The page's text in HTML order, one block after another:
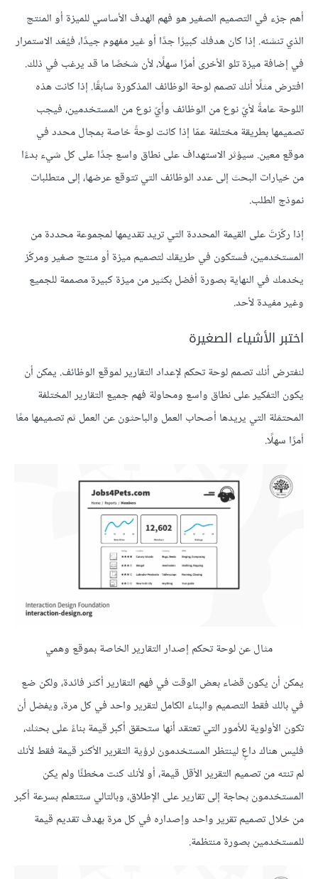
أهم جزء في التصميم الصغير هو فهم الهدف الأساسي للميزة أو المنتج
الذي تنشئه. إذا كان هدفك كبيرًا جدًا أو غير مفهوم جيدًا، فيُعَد الاستمرار
في إضافة ميزة تلو الأخرى أمرًا سهلًا، لأن شخصًا ما قد يرغب في ذلك.
افترض مثلًا أنك تصمم لوحة الوظائف المذكورة سابقًا. إذا كانت هذه
اللوحة عامةً لأيّ نوع من الوظائف وأيّ نوع من المستخدمين، فيجب
تصميمها بطريقة مختلفة عمّا إذا كانت لوحةً خاصة بمجال محدد في
موقع معين. سيؤثر الاستهداف على نطاق واسع جدًا على كل شيء بدءًا
من خيارات البحث إلى عدد الوظائف التي تتوقع عرضها، إلى متطلبات
نموذج الطلب.
إذا ركّزتَ على القيمة المحددة التي تريد تقديمها لمجموعة محددة من
المستخدمين، فستكون في طريقك لتصميم ميزة أو منتج صغير ومركّز
يخدمك في النهاية بصورة أفضل بكثير من ميزة كبيرة مصممة للجميع
وغير مفيدة لأحد.
اختبر الأشياء الصغيرة
لنفترض أنك تصمم لوحة تحكم لإعداد التقارير لموقع الوظائف. يمكن أن
يكون التفكير على نطاق واسع ومحاولة فهم جميع التقارير المختلفة
المحتمَلة التي يريدها أصحاب العمل والباحثون عن العمل ثم تصميمها معًا
أمرًا سهلًا.
مثال عن لوحة تحكم إصدار التقارير الخاصة بموقع وهمي
يمكن أن يكون قضاء بعض الوقت في فهم التقارير أكثر فائدة، ولكن ضع
في بالك فقط التصميم والبناء الكامل لتقرير واحد في كل مرة، ويفضل أن
تكون الأولوية للأمور التي تعتقد أنها ستحقق أكبر قيمة بناءً على بحثك،
فليس هناك داعٍ لينتظر المستخدمون لرؤية التقرير الأكثر قيمة فقط لأنك
لم تنته من تصميم التقرير الأقل قيمة، أو لأنك كنت مخطئًا ولم يكن
المستخدمون بحاجة إلى تقارير على الإطلاق، وبالتالي ستتعلم بسرعة أكبر
من خلال تصميم تقرير واحد وإصداره في كل مرة بهدف تقديم قيمة
للمستخدمين بصورة منتظمة.